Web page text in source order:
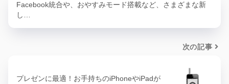
Facebook統合や、おやすみモード搭載など、さまざまな新
し…
次の記事
プレゼンに最適！お手持ちのiPhoneやiPadが